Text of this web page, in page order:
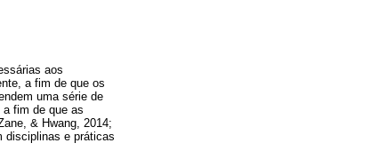
aos
a fim de que os
uma série de
fim de que as
& Hwang, 2014;
disciplinas e práticas